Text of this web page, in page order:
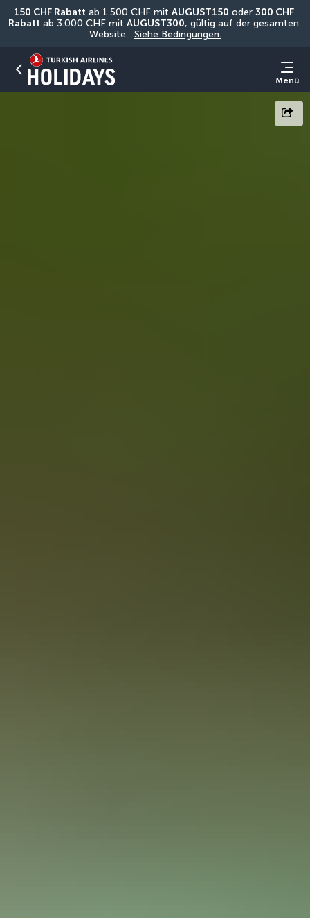
150 CHF Rabatt ab 1.500 CHF mit AUGUST150 oder 300 CHF
Rabatt ab 3.000 CHF mit AUGUST300, gültig auf der gesamten
Website. Siehe Bedingungen.
Menü